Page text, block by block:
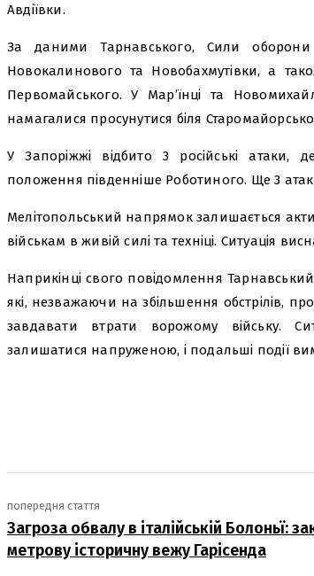
Авдіївки.
За даними Тарнавського, Сили
Новокалинового та Новобахмутівки, а
Первомайського. У Мар’їнці та
намагалися просунутися біля
У Запоріжжі відбито 3 російські атаки,
положення південніше Роботиного. Ще 3
Мелітопольський напрямок залишається
військам в живій силі та техніці. Ситуація
Наприкінці свого повідомлення
які, незважаючи на збільшення обстрілів,
завдавати втрати ворожому війську.
залишатися напруженою, і подальші події
попередня стаття
Загроза обвалу в італійській Болоньї:
метрову історичну вежу Гарісенда